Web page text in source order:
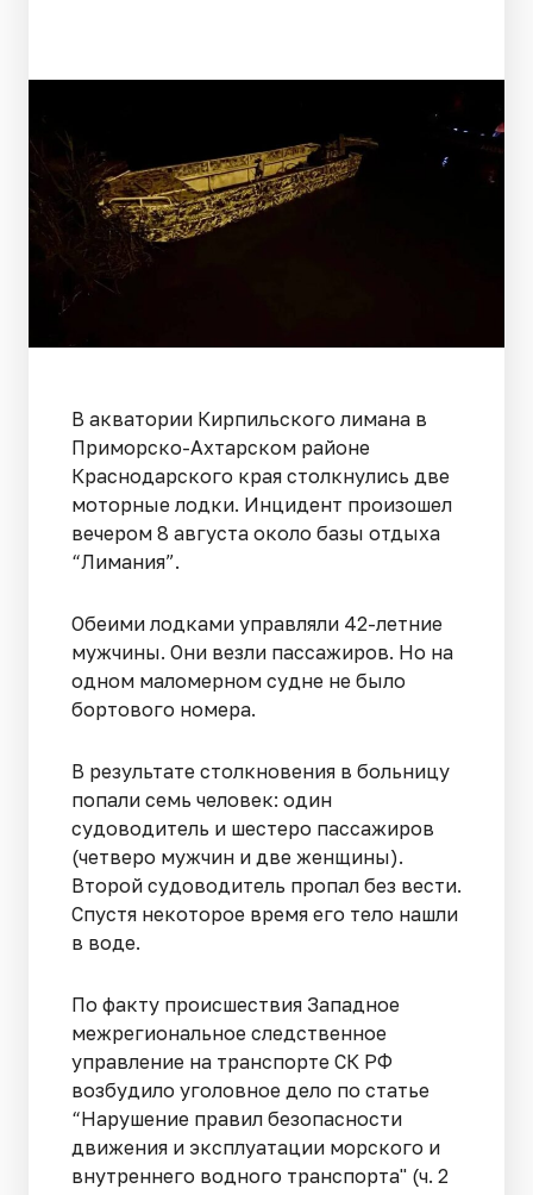
В акватории Кирпильского лимана в
Приморско-Ахтарском районе
Краснодарского края столкнулись две
моторные лодки. Инцидент произошел
вечером 8 августа около базы отдыха
“Лимания”.
Обеими лодками управляли 42-летние
мужчины. Они везли пассажиров. Но на
одном маломерном судне не было
бортового номера.
В результате столкновения в больницу
попали семь человек: один
судоводитель и шестеро пассажиров
(четверо мужчин и две женщины).
Второй судоводитель пропал без вести.
Спустя некоторое время его тело нашли
в воде.
По факту происшествия Западное
межрегиональное следственное
управление на транспорте СК РФ
возбудило уголовное дело по статье
“Нарушение правил безопасности
движения и эксплуатации морского и
внутреннего водного транспорта" (ч. 2